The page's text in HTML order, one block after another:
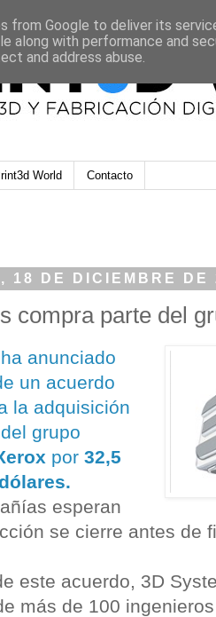
World Contacto
18 DE DICIEMBRE DE
compra parte del
ha anunciado
un acuerdo
la adquisición
grupo
por 32,5
esperan
se cierre antes de
este acuerdo, 3D
más de 100
from Google to deliver its
along with performance and
and address abuse.